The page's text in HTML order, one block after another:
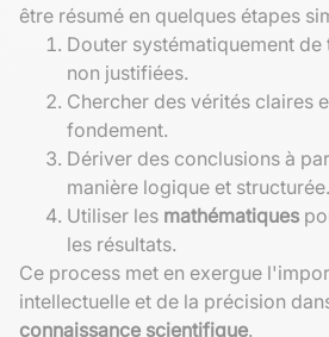
être résumé en quelques étapes
Douter systématiquement
non justifiées.
Chercher des vérités claires
fondement.
Dériver des conclusions à
manière logique et structurée.
Utiliser les mathématiques
les résultats.
Ce process met en exergue
intellectuelle et de la précision
connaissance scientifique.